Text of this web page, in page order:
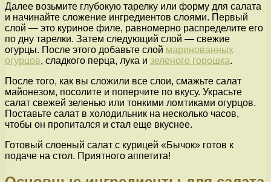
Далее возьмите глубокую тарелку или форму для салата
и начинайте сложение ингредиентов слоями. Первый
слой — это куриное филе, равномерно распределите его
по дну тарелки. Затем следующий слой — свежие
огурцы. После этого добавьте слой маринованных
огурцов, сладкого перца, лука и зеленого горошка.
После того, как вы сложили все слои, смажьте салат
майонезом, посолите и поперчите по вкусу. Украсьте
салат свежей зеленью или тонкими ломтиками огурцов.
Поставьте салат в холодильник на несколько часов,
чтобы он пропитался и стал еще вкуснее.
Готовый слоеный салат с курицей «Бычок» готов к
подаче на стол. Приятного аппетита!